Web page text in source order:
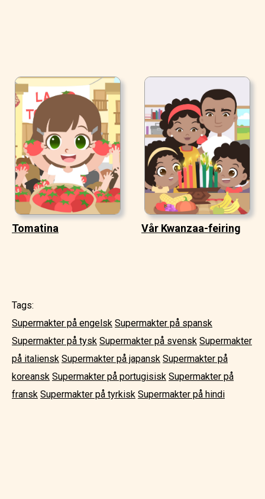
Tomatina Vår Kwanzaa-feiring
Tags:
Supermakter på engelsk Supermakter på spansk
Supermakter på tysk Supermakter på svensk Supermakter
på italiensk Supermakter på japansk Supermakter på
koreansk Supermakter på portugisisk Supermakter på
fransk Supermakter på tyrkisk Supermakter på hindi